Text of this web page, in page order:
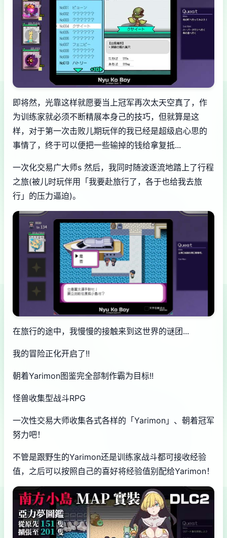
即将然，光靠这样就愿要当上冠军再次太天空真了，作
为训练家就必须不断精展本身己的技巧，但就算是这
样，对于第一次击败儿期玩伴的我已经是超级启心思的
事情了，终于可以便把一些输掉的钱给拿复抵...
一次化交易广大师s 然后，我同时随波逐流地踏上了行程
之旅(被儿时玩伴用「我要赴旅行了，各于也给我去旅
行」的压力逼迫)。
在旅行的途中，我慢慢的接触来到这世界的谜团...
我的冒险正化开启了!!
朝着Yarimon图鉴完全部制作霸为目标!!
怪兽收集型战斗RPG
一次性交易大师收集各式各样的「Yarimon」、朝着冠军
努力吧！
不管是跟野生的Yarimon还是训练家战斗都可接收经验
值，之后可以按照自己的喜好将经验值别配给Yarimon！